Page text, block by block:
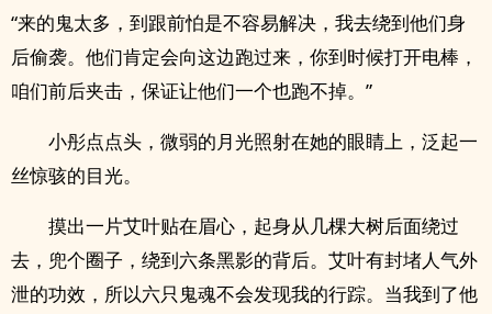
“来的鬼太多，到跟前怕是不容易解决，我去绕到他们身
后偷袭。他们肯定会向这边跑过来，你到时候打开电棒，
咱们前后夹击，保证让他们一个也跑不掉。”
小彤点点头，微弱的月光照射在她的眼睛上，泛起一
丝惊骇的目光。
摸出一片艾叶贴在眉心，起身从几棵大树后面绕过
去，兜个圈子，绕到六条黑影的背后。艾叶有封堵人气外
泄的功效，所以六只鬼魂不会发现我的行踪。当我到了他